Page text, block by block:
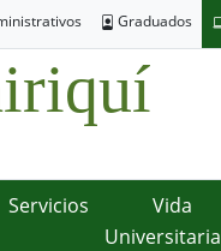
Graduados
Servicios
Vida
Universitaria